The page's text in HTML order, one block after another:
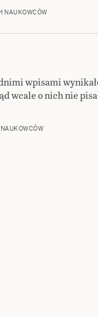
NAUKOWCÓW
wpisami
wcale o nich nie